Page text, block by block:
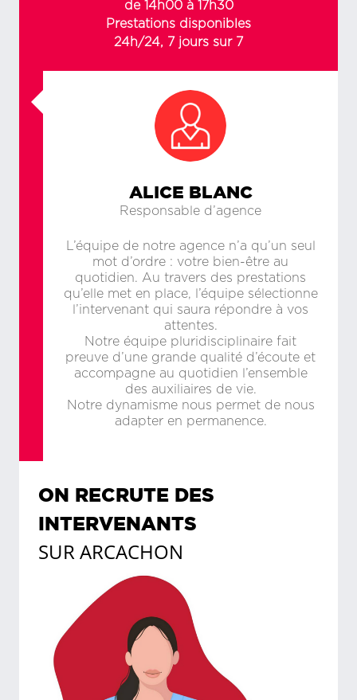
de 14h00 à 17h30
Prestations disponibles
24h/24, 7 jours sur 7
ALICE BLANC
Responsable d’agence
L’équipe de notre agence n’a qu’un seul
mot d’ordre : votre bien-être au
quotidien. Au travers des prestations
qu’elle met en place, l’équipe sélectionne
l’intervenant qui saura répondre à vos
attentes.
Notre équipe pluridisciplinaire fait
preuve d’une grande qualité d’écoute et
accompagne au quotidien l’ensemble
des auxiliaires de vie.
Notre dynamisme nous permet de nous
adapter en permanence.
ON RECRUTE DES
INTERVENANTS
SURARCACHON